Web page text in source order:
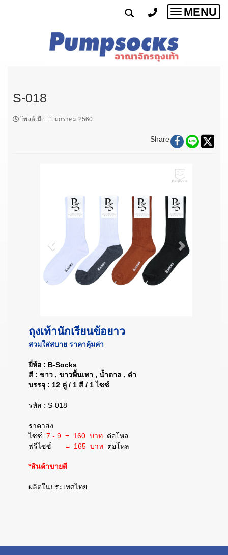
Toggle
MENU
S-018
โพสต์เมื่อ : 1 มกราคม 2560
Share
ถุงเท้านักเรียนข้อยาว
สวมใส่สบาย ราคาคุ้มค่า
ยี่ห้อ : B-Socks
สี : ขาว , ขาวพื้นเทา , น้ำตาล , ดำ
บรรจุ : 12 คู่ / 1 สี / 1 ไซซ์
รหัส : S-018
ราคาส่ง
ไซซ์ 7 - 9 = 160 บาท ต่อโหล
ฟรีไซซ์ = 165 บาท ต่อโหล
*สินค้าขายดี
ผลิตในประเทศไทย